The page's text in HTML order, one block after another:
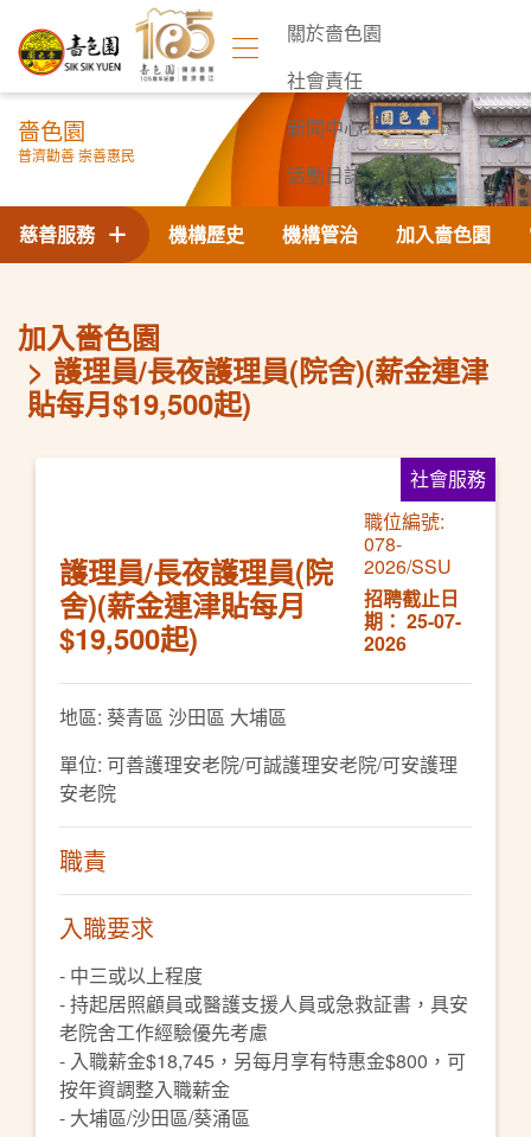
關於嗇色園
社會責任
新聞中心
活動日誌
聯絡我們
嗇色園
普濟勸善 崇善惠民
機構歷史 機構管治 加入嗇色園
慈善服務
加入嗇色園
護理員/長夜護理員(院舍)(薪金連津
貼每月$19,500起)
社會服務
護理員/長夜護理員(院
舍)(薪金連津貼每月
$19,500起)
職位編號:
078-
2026/SSU
招聘截止日
期： 25-07-
2026
地區: 葵青區 沙田區 大埔區
單位: 可善護理安老院/可誠護理安老院/可安護理
安老院
職責
入職要求
- 中三或以上程度
- 持起居照顧員或醫護支援人員或急救証書，具安
老院舍工作經驗優先考慮
- 入職薪金$18,745，另每月享有特惠金$800，可
按年資調整入職薪金
- 大埔區/沙田區/葵涌區